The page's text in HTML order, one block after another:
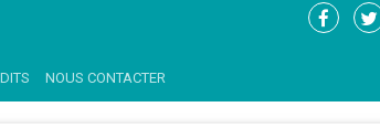
Lien
NOUS CONTACTER